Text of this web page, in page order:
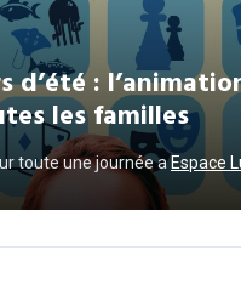
d’été :
les familles
toute une journéeaEspace